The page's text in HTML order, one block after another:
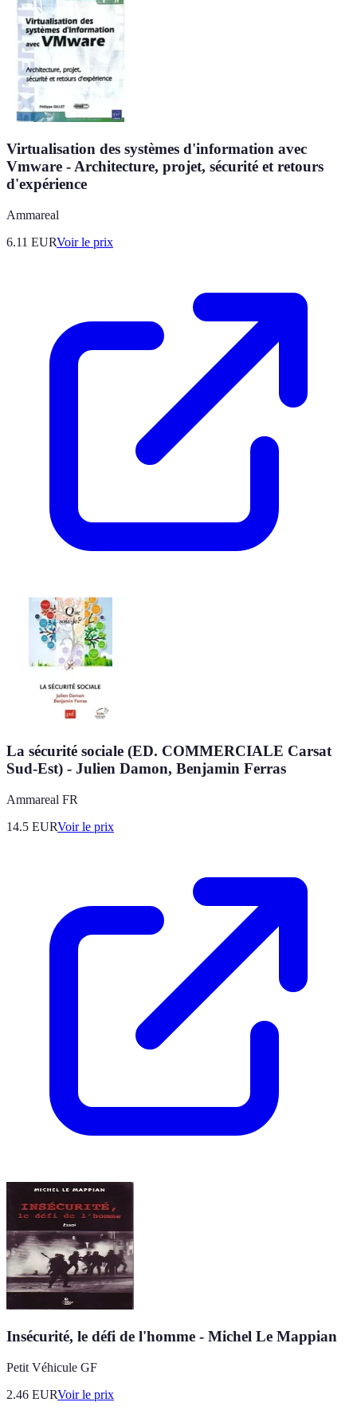
Virtualisation des systèmes d'information avec
Vmware - Architecture, projet, sécurité et retours
d'expérience
Ammareal
6.11 EURVoir le prix
La sécurité sociale (ED. COMMERCIALE Carsat
Sud-Est) - Julien Damon, Benjamin Ferras
Ammareal FR
14.5 EURVoir le prix
Insécurité, le défi de l'homme - Michel Le Mappian
Petit Véhicule GF
2.46 EURVoir le prix